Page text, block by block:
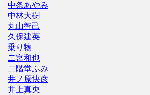
中条あやみ
中林大樹
丸山智己
久保建英
乗り物
二宮和也
二階堂ふみ
井ノ原快彦
井上真央